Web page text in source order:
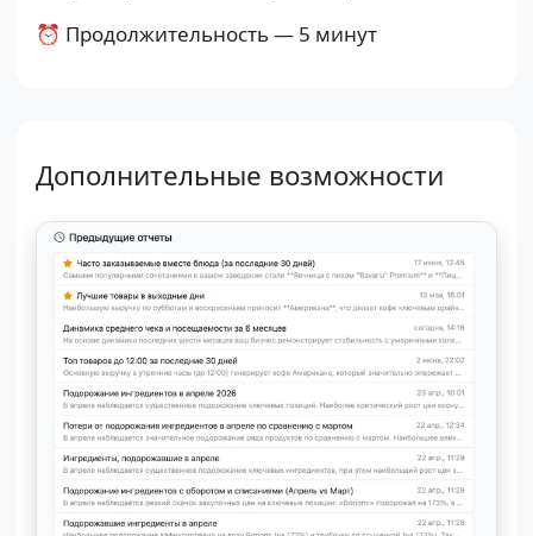
⏰ Продолжительность — 5 минут
Дополнительные возможности